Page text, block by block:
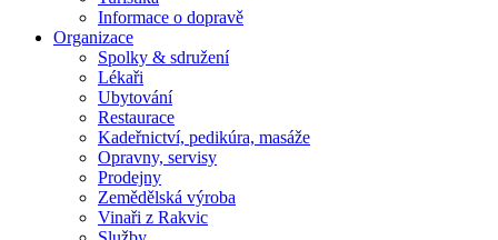
Informace o dopravě
Organizace
Spolky & sdružení
Lékaři
Ubytování
Restaurace
Kadeřnictví, pedikúra, masáže
Opravny, servisy
Prodejny
Zemědělská výroba
Vinaři z Rakvic